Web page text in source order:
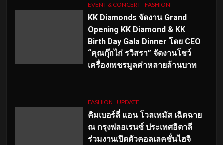
EVENT & CONCERT FASHION
KK Diamonds จัดงาน Grand
Opening KK Diamond & KK
Birth Day Gala Dinner โดย CEO
“คุณกุ๊กไก่ รวิสรา” จัดงานโชว์
เครื่องเพชรมูลค่าหลายล้านบาท
FASHION UPDATE
คิมเบอร์ลี่ แอน โวลเทมัส เฉิดฉาย
ณ กรุงฟลอเรนซ์ ประเทศอิตาลี
ร่วมงานเปิดตัวคอลเลคชั่นไฮจิ